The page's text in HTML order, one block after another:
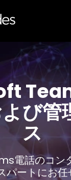
ン
Stay
び管
ス
電話のコン
パートにお